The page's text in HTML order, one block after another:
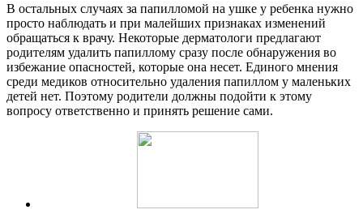
В остальных случаях за папилломой на ушке у ребенка нужно
просто наблюдать и при малейших признаках изменений
обращаться к врачу. Некоторые дерматологи предлагают
родителям удалить папиллому сразу после обнаружения во
избежание опасностей, которые она несет. Единого мнения
среди медиков относительно удаления папиллом у маленьких
детей нет. Поэтому родители должны подойти к этому
вопросу ответственно и принять решение сами.